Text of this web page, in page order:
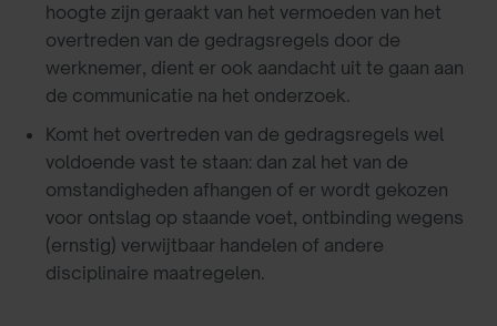
hoogte zijn geraakt van het vermoeden van het
overtreden van de gedragsregels door de
werknemer, dient er ook aandacht uit te gaan aan
de communicatie na het onderzoek.
Komt het overtreden van de gedragsregels wel
voldoende vast te staan: dan zal het van de
omstandigheden afhangen of er wordt gekozen
voor ontslag op staande voet, ontbinding wegens
(ernstig) verwijtbaar handelen of andere
disciplinaire maatregelen.